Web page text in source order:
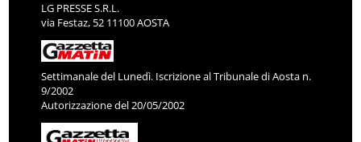
LG PRESSE S.R.L.
via Festaz, 52 11100 AOSTA
Settimanale del Lunedì. Iscrizione al Tribunale di Aosta n.
9/2002
Autorizzazione del 20/05/2002